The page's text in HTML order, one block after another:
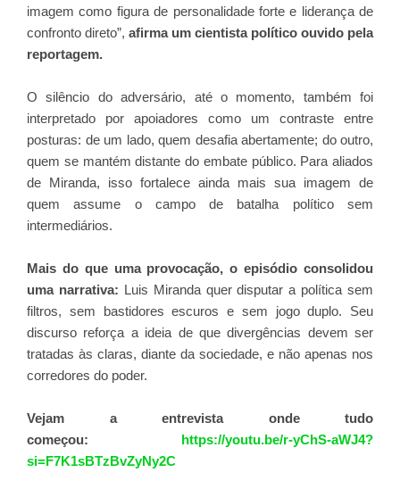
imagem como figura de personalidade forte e liderança de
confronto direto”, afirma um cientista político ouvido pela
reportagem.
O silêncio do adversário, até o momento, também foi
interpretado por apoiadores como um contraste entre
posturas: de um lado, quem desafia abertamente; do outro,
quem se mantém distante do embate público. Para aliados
de Miranda, isso fortalece ainda mais sua imagem de
quem assume o campo de batalha político sem
intermediários.
Mais do que uma provocação, o episódio consolidou
uma narrativa: Luis Miranda quer disputar a política sem
filtros, sem bastidores escuros e sem jogo duplo. Seu
discurso reforça a ideia de que divergências devem ser
tratadas às claras, diante da sociedade, e não apenas nos
corredores do poder.
Vejam a entrevista onde tudo
começou: https://youtu.be/r-yChS-aWJ4?
si=F7K1sBTzBvZyNy2C